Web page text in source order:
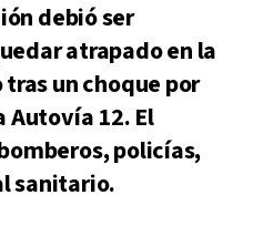
debió ser
atrapado en la
un choque por
Autovía 12. El
policías,
sanitario.